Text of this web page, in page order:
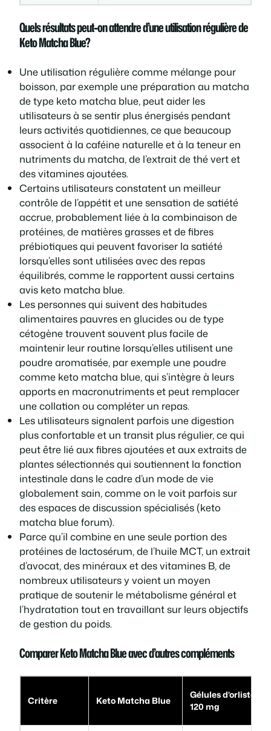
Quels résultats peut-on attendre d’une utilisation régulière de
Keto Matcha Blue?
Une utilisation régulière comme mélange pour
boisson, par exemple une préparation au matcha
de type keto matcha blue, peut aider les
utilisateurs à se sentir plus énergisés pendant
leurs activités quotidiennes, ce que beaucoup
associent à la caféine naturelle et à la teneur en
nutriments du matcha, de l’extrait de thé vert et
des vitamines ajoutées.
Certains utilisateurs constatent un meilleur
contrôle de l’appétit et une sensation de satiété
accrue, probablement liée à la combinaison de
protéines, de matières grasses et de fibres
prébiotiques qui peuvent favoriser la satiété
lorsqu’elles sont utilisées avec des repas
équilibrés, comme le rapportent aussi certains
avis keto matcha blue.
Les personnes qui suivent des habitudes
alimentaires pauvres en glucides ou de type
cétogène trouvent souvent plus facile de
maintenir leur routine lorsqu’elles utilisent une
poudre aromatisée, par exemple une poudre
comme keto matcha blue, qui s’intègre à leurs
apports en macronutriments et peut remplacer
une collation ou compléter un repas.
Les utilisateurs signalent parfois une digestion
plus confortable et un transit plus régulier, ce qui
peut être lié aux fibres ajoutées et aux extraits de
plantes sélectionnés qui soutiennent la fonction
intestinale dans le cadre d’un mode de vie
globalement sain, comme on le voit parfois sur
des espaces de discussion spécialisés (keto
matcha blue forum).
Parce qu’il combine en une seule portion des
protéines de lactosérum, de l’huile MCT, un extrait
d’avocat, des minéraux et des vitamines B, de
nombreux utilisateurs y voient un moyen
pratique de soutenir le métabolisme général et
l’hydratation tout en travaillant sur leurs objectifs
de gestion du poids.
Comparer Keto Matcha Blue avec d’autres compléments
Critère Keto Matcha Blue
Gélules d’orlistat
120 mg